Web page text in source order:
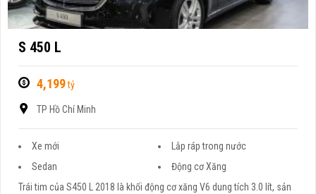
S 450 L
4,199tỷ
TP Hồ Chí Minh
Xe mới
Lắp ráp trong nước
Sedan
Động cơ Xăng
Trái tim của S450 L 2018 là khối động cơ xăng V6 dung tích 3.0 lít, sản